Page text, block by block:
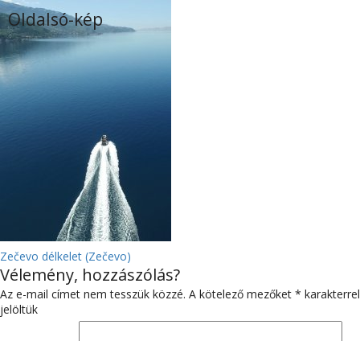
Oldalsó-kép
BEJEGYZÉS
NAVIGÁCIÓ
Zečevo délkelet (Zečevo)
Vélemény, hozzászólás?
Az e-mail címet nem tesszük közzé. A kötelező mezőket * karakterrel
jelöltük